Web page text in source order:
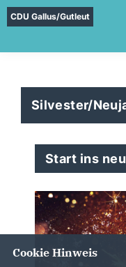
CDU Gallus/Gutleut
Silvester/
Start ins
Cookie Hinweis